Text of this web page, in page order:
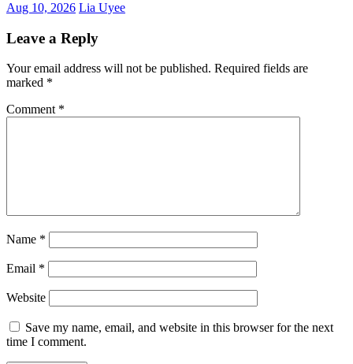
Aug 10, 2026 Lia Uyee
Leave a Reply
Your email address will not be published. Required fields are
marked *
Comment *
Name *
Email *
Website
Save my name, email, and website in this browser for the next
time I comment.